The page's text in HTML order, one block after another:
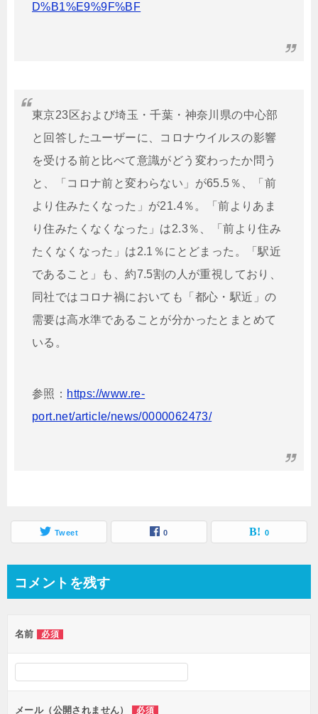
D%B1%E9%9F%BF
東京23区および埼玉・千葉・神奈川県の中心部
と回答したユーザーに、コロナウイルスの影響
を受ける前と比べて意識がどう変わったか問う
と、「コロナ前と変わらない」が65.5％、「前
より住みたくなった」が21.4％。「前よりあま
り住みたくなくなった」は2.3％、「前より住み
たくなくなった」は2.1％にとどまった。「駅近
であること」も、約7.5割の人が重視しており、
同社ではコロナ禍においても「都心・駅近」の
需要は高水準であることが分かったとまとめて
いる。
参照： https://www.re-
port.net/article/news/0000062473/
Tweet 0 0
コメントを残す
名前 必須
メール（公開されません） 必須